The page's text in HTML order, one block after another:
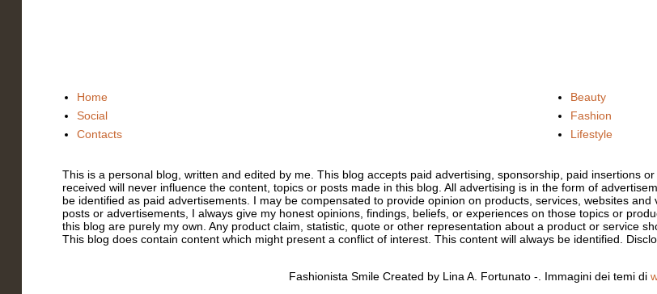
Home
Social
Contacts
Beauty
Fashion
Lifestyle
This is a personal blog, written and edited by me. This blog accepts paid advertising, sponsorship, paid insertions
received will never influence the content, topics or posts made in this blog. All advertising is in the form of
be identified as paid advertisements. I may be compensated to provide opinion on products, services, websites
posts or advertisements, I always give my honest opinions, findings, beliefs, or experiences on those topics or
this blog are purely my own. Any product claim, statistic, quote or other representation about a product or service
This blog does contain content which might present a conflict of interest. This content will always be identified.
Fashionista Smile Created by Lina A. Fortunato -. Immagini dei temi di